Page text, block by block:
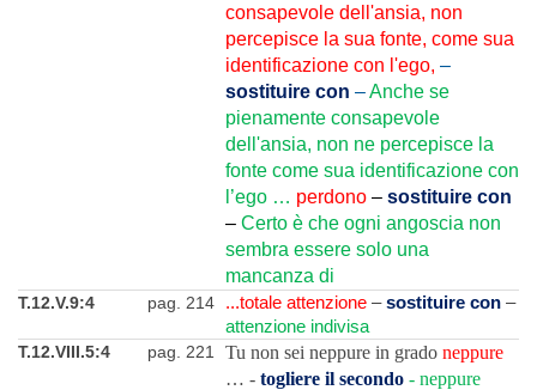
consapevole dell'ansia, non
percepisce la sua fonte, come sua
identificazione con l'ego, –
sostituire con –Anche se
pienamente consapevole
dell'ansia, non ne percepisce la
fonte come sua identificazione con
l’ego … perdono – sostituire con
– Certo è che ogni angoscia non
sembra essere solo una
mancanza di
T.12.V.9:4 pag. 214 ...totale attenzione –sostituire con –
attenzione indivisa
T.12.VIII.5:4
pag. 221 Tu non sei neppure in grado neppure
… - togliere il secondo - neppure